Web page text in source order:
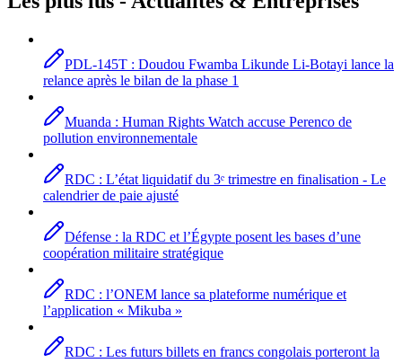
PDL-145T : Doudou Fwamba Likunde Li-Botayi lance la
relance après le bilan de la phase 1
Muanda : Human Rights Watch accuse Perenco de
pollution environnementale
RDC : L’état liquidatif du 3ᵉ trimestre en finalisation - Le
calendrier de paie ajusté
Défense : la RDC et l’Égypte posent les bases d’une
coopération militaire stratégique
RDC : l’ONEM lance sa plateforme numérique et
l’application « Mikuba »
RDC : Les futurs billets en francs congolais porteront la